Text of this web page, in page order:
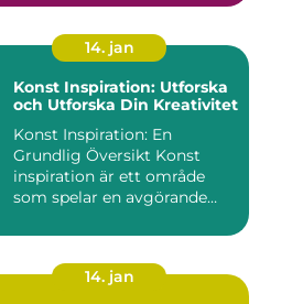
14. jan
Konst Inspiration: Utforska
och Utforska Din Kreativitet
Konst Inspiration: En
Grundlig Översikt Konst
inspiration är ett område
som spelar en avgörande
14. jan